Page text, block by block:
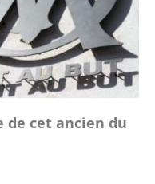
de cet ancien du